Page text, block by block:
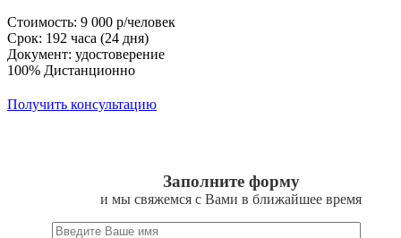
Стоимость: 9 000 р/человек
Срок: 192 часа (24 дня)
Документ: удостоверение
100% Дистанционно
Получить консультацию
Заполните форму
и мы свяжемся с Вами в ближайшее время